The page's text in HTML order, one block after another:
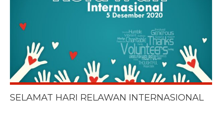
SELAMAT HARI RELAWAN INTERNASIONAL